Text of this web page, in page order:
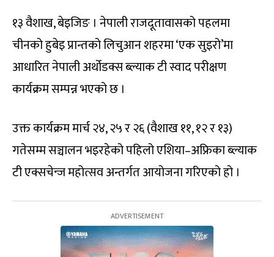
१३ वैशाख, बेइजिङ । नेपाली राजदूतावासको पहलमा
चीनको हुबेइ प्रान्तको लिचुआन शहरमा ‘एक सुइरो’मा
आधारित नेपाली अर्थोडक्स ब्ल्याक टी स्वाद परीक्षण
कार्यक्रम सम्पन्न भएको छ ।
उक्त कार्यक्रम मार्च २४, २५ र २६ (वैशाख ११, १२ र १३)
गतेसम्म सञ्चालन भइरहेको पहिलो एशिया–अफ्रिका ब्ल्याक
टी एक्सचेन्ज महोत्सव अन्तर्गत आयोजना गरिएको हो ।